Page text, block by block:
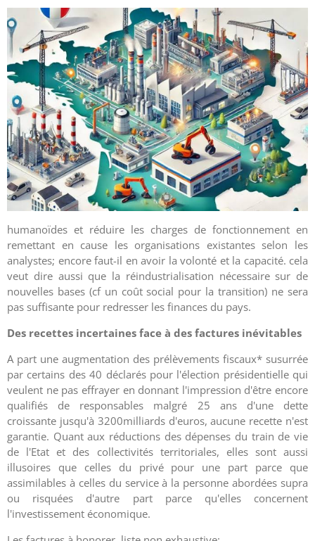
humanoïdes et réduire les charges de fonctionnement en
remettant en cause les organisations existantes selon les
analystes; encore faut-il en avoir la volonté et la capacité. cela
veut dire aussi que la réindustrialisation nécessaire sur de
nouvelles bases (cf un coût social pour la transition) ne sera
pas suffisante pour redresser les finances du pays.
Des recettes incertaines face à des factures inévitables
A part une augmentation des prélèvements fiscaux* susurrée
par certains des 40 déclarés pour l'élection présidentielle qui
veulent ne pas effrayer en donnant l'impression d'être encore
qualifiés de responsables malgré 25 ans d'une dette
croissante jusqu'à 3200milliards d'euros, aucune recette n'est
garantie. Quant aux réductions des dépenses du train de vie
de l'Etat et des collectivités territoriales, elles sont aussi
illusoires que celles du privé pour une part parce que
assimilables à celles du service à la personne abordées supra
ou risquées d'autre part parce qu'elles concernent
l'investissement économique.